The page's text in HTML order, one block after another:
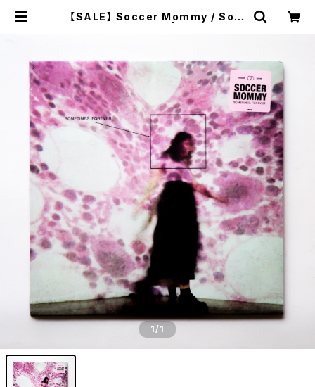
【SALE】 Soccer Mommy / Som
1/1